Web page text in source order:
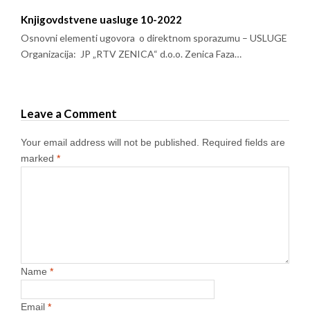
Knjigovdstvene uasluge 10-2022
Osnovni elementi ugovora o direktnom sporazumu – USLUGE
Organizacija: JP „RTV ZENICA“ d.o.o. Zenica Faza…
Leave a Comment
Your email address will not be published.
Required fields are
marked *
Name *
Email *